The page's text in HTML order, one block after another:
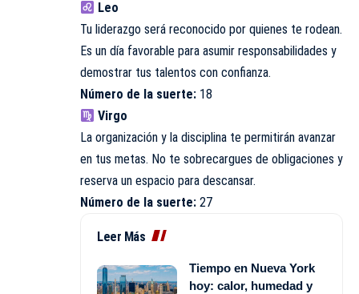
Leo
Tu liderazgo será reconocido por quienes te rodean.
Es un día favorable para asumir responsabilidades y
demostrar tus talentos con confianza.
Número de la suerte: 18
Virgo
La organización y la disciplina te permitirán avanzar
en tus metas. No te sobrecargues de obligaciones y
reserva un espacio para descansar.
Número de la suerte: 27
Leer Más
Tiempo en Nueva York
hoy: calor, humedad y